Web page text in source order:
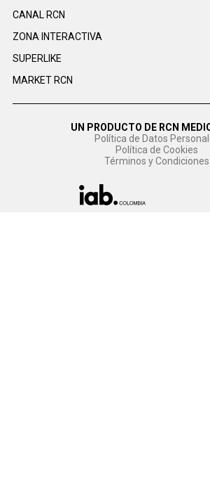
CANAL RCN
ZONA INTERACTIVA
SUPERLIKE
MARKET RCN
UN PRODUCTO DE RCN
Política de Datos
Política de Cookies
Términos y Condiciones